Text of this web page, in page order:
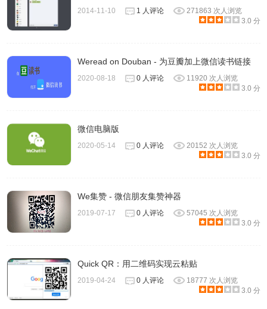
外链、图文链接等多种类型的消息，可对消息进行分类方便
管理与查找，同时支持一键发送，帮助企业员工提高工作效
率。
2014-11-10 1 人评论
271863 次人浏览
3.0 分
Weread on Douban - 为豆瓣加上微信读书链接
2020-08-18 0 人评论
11920 次人浏览
3.0 分
微信电脑版
2020-05-14 0 人评论
20152 次人浏览
3.0 分
We集赞 - 微信朋友集赞神器
2019-07-17 0 人评论
57045 次人浏览
3.0 分
Quick QR：用二维码实现云粘贴
2019-04-24 0 人评论
18777 次人浏览
3.0 分